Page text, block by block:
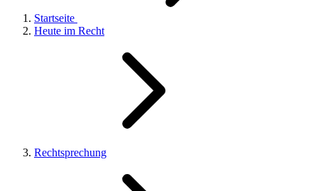
Startseite
Heute im Recht
Rechtsprechung